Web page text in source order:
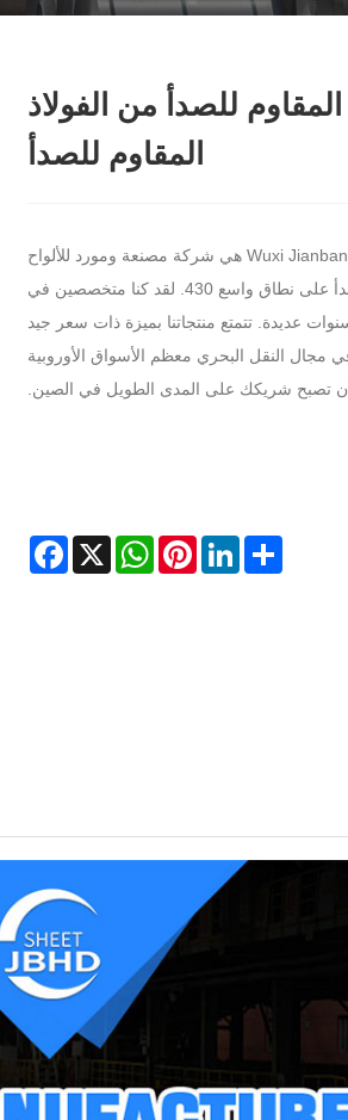
المقاوم للصدأ من الفولاذ
المقاوم للصدأ
شركة Wuxi Jianbanghaoda Steel Co. ، Ltd هي شركة مصنعة ومورد للألواح
المصنوعة من الفولاذ المقاوم للصدأ على نطاق واسع 430. لقد كنا متخصصين في
عديدة. تتمتع منتجاتنا بميزة ذات سعر جيد
مجال النقل البحري معظم الأسواق الأوروبية
أن تصبح شريكك على المدى الطويل في الصين.
Facebook X
WhatsAppPinterestLinkedInShare